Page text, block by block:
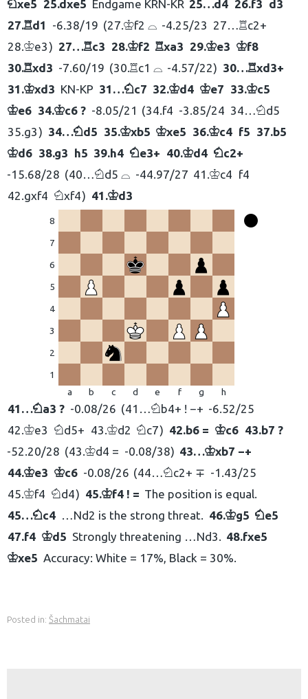
Nxe5 25.dxe5 Endgame KRN-KR 25…d4 26.f3 d3
27.Rd1 -6.38/19 27.Kf2 ⌓ -4.25/23 27…Rc2+
28.Ke3 27…Rc3 28.Kf2 Rxa3 29.Ke3 Kf8
30.Rxd3 -7.60/19 30.Rc1 ⌓ -4.57/22 30…Rxd3+
31.Kxd3 KN-KP 31…Nc7 32.Kd4 Ke7 33.Kc5
Ke6 34.Kc6 ? -8.05/21 34.f4 -3.85/24 34…Nd5
35.g3 34…Nd5 35.Kxb5 Kxe5 36.Kc4 f5 37.b5
Kd6 38.g3 h5 39.h4 Ne3+ 40.Kd4 Nc2+
-15.68/28
40…Nd5 ⌓ -44.97/27 41.Kc4 f4
42.gxf4 Nxf4 41.Kd3
8
7
6
5
4
3
2
1
a
b c d e f g h
41…Na3 ? -0.08/26 41… Nb4+ ! −+ -6.52/25
42. Ke3 Nd5+ 43. Kd2 Nc7 42.b6 = Kc6 43.b7 ?
-52.20/28
43. Kd4 = -0.08/38 43…Kxb7 −+
44.Ke3 Kc6 -0.08/26 44…Nc2+ ∓ -1.43/25
45. Kf4 Nd4 45.Kf4 ! = The position is equal.
45…Nc4 …Nd2 is the strong threat. 46.Kg5 Ne5
47.f4 Kd5 Strongly threatening …Nd3. 48.fxe5
Kxe5 Accuracy: White = 17%, Black = 30%.
Posted in: Šachmatai